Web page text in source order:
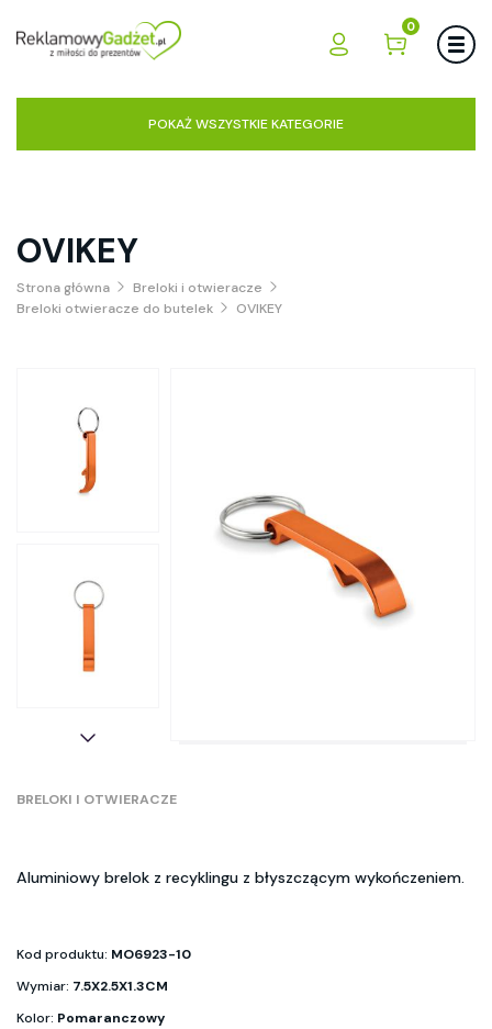
0
POKAŻ WSZYSTKIE KATEGORIE
OVIKEY
Strona główna
Breloki i otwieracze
Breloki otwieracze do butelek
OVIKEY
BRELOKI I OTWIERACZE
Aluminiowy brelok z recyklingu z błyszczącym wykończeniem.
Kod produktu: MO6923-10
Wymiar: 7.5X2.5X1.3CM
Kolor: Pomaranczowy